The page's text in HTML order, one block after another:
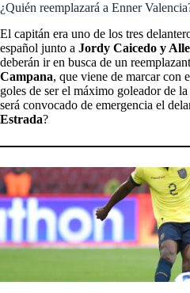
¿Quién reemplazará a Enner
El capitán era uno de los tres
español junto a Jordy Caicedo y
deberán ir en busca de un
Campana, que viene de marcar con
goles de ser el máximo goleador de
será convocado de emergencia el
Estrada?